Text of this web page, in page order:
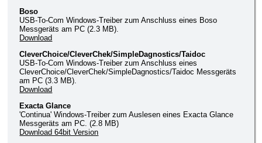
Boso
USB-To-Com Windows-Treiber zum Anschluss eines Boso
Messgeräts am PC (2.3 MB).
Download
CleverChoice/CleverChek/SimpleDagnostics/Taidoc
USB-To-Com Windows-Treiber zum Anschluss eines
CleverChoice/CleverChek/SimpleDagnostics/Taidoc Messgeräts
am PC (3.3 MB).
Download
Exacta Glance
'Continua' Windows-Treiber zum Auslesen eines Exacta Glance
Messgeräts am PC. (2.8 MB)
Download 64bit Version